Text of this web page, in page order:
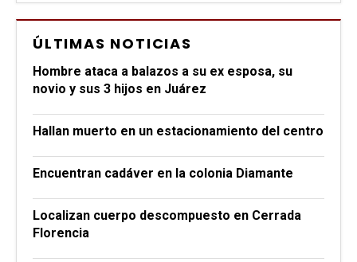
ÚLTIMAS NOTICIAS
Hombre ataca a balazos a su ex esposa, su
novio y sus 3 hijos en Juárez
Hallan muerto en un estacionamiento del centro
Encuentran cadáver en la colonia Diamante
Localizan cuerpo descompuesto en Cerrada
Florencia